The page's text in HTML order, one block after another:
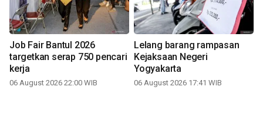
Job Fair Bantul 2026
targetkan serap 750 pencari
kerja
06 August 2026 22:00 WIB
Lelang barang rampasan
Kejaksaan Negeri
Yogyakarta
06 August 2026 17:41 WIB